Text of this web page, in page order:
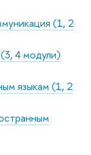
(1, 2
4 модули)
языкам (1, 2